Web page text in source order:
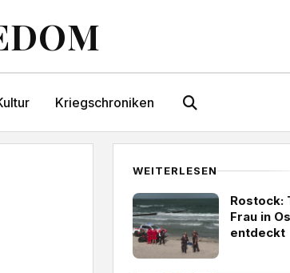
Kriegschroniken
WEITERLESEN
Rostock:
Frau in
entdeckt